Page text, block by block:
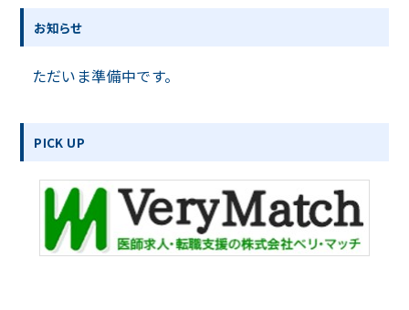
お知らせ
ただいま準備中です。
PICK UP